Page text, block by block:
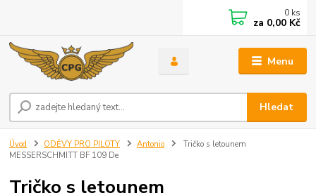
Menu
Hledat
0 ks
za 0,00 Kč
Úvod ODĚVY PRO PILOTY Antonio
Tričko s letounem
MESSERSCHMITT BF 109 De
Tričko s letounem